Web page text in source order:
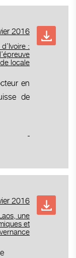
2016
:
locale
en
de
2016
une
et